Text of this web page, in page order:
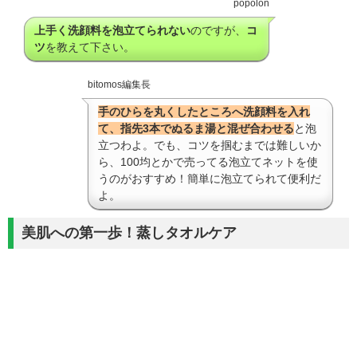
popolon
上手く洗顔料を泡立てられないのですが、コ
ツを教えて下さい。
bitomos編集長
手のひらを丸くしたところへ洗顔料を入れ
て、指先3本でぬるま湯と混ぜ合わせると泡
立つわよ。でも、コツを掴むまでは難しいか
ら、100均とかで売ってる泡立てネットを使
うのがおすすめ！簡単に泡立てられて便利だ
よ。
美肌への第一歩！蒸しタオルケア